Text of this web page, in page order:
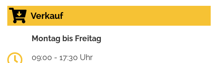
Verkauf
Montag bis Freitag
09:00 - 17:30 Uhr